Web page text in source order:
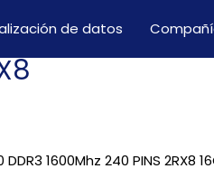
de datos
1600Mhz 240 PINS 2RX8